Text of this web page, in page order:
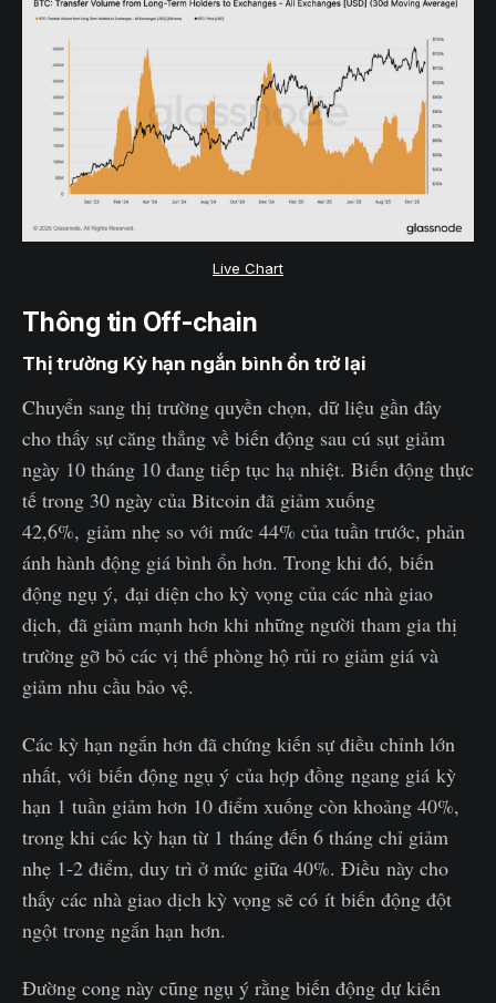
Live Chart
Thông tin Off-chain
Thị trường Kỳ hạn ngắn bình ổn trở lại
Chuyển sang thị trường quyền chọn, dữ liệu gần đây
cho thấy sự căng thẳng về biến động sau cú sụt giảm
ngày 10 tháng 10 đang tiếp tục hạ nhiệt. Biến động thực
tế trong 30 ngày của Bitcoin đã giảm xuống
42,6%, giảm nhẹ so với mức 44% của tuần trước, phản
ánh hành động giá bình ổn hơn. Trong khi đó, biến
động ngụ ý, đại diện cho kỳ vọng của các nhà giao
dịch, đã giảm mạnh hơn khi những người tham gia thị
trường gỡ bỏ các vị thế phòng hộ rủi ro giảm giá và
giảm nhu cầu bảo vệ.
Các kỳ hạn ngắn hơn đã chứng kiến sự điều chỉnh lớn
nhất, với biến động ngụ ý của hợp đồng ngang giá kỳ
hạn 1 tuần giảm hơn 10 điểm xuống còn khoảng 40%,
trong khi các kỳ hạn từ 1 tháng đến 6 tháng chỉ giảm
nhẹ 1-2 điểm, duy trì ở mức giữa 40%. Điều này cho
thấy các nhà giao dịch kỳ vọng sẽ có ít biến động đột
ngột trong ngắn hạn hơn.
Đường cong này cũng ngụ ý rằng biến động dự kiến